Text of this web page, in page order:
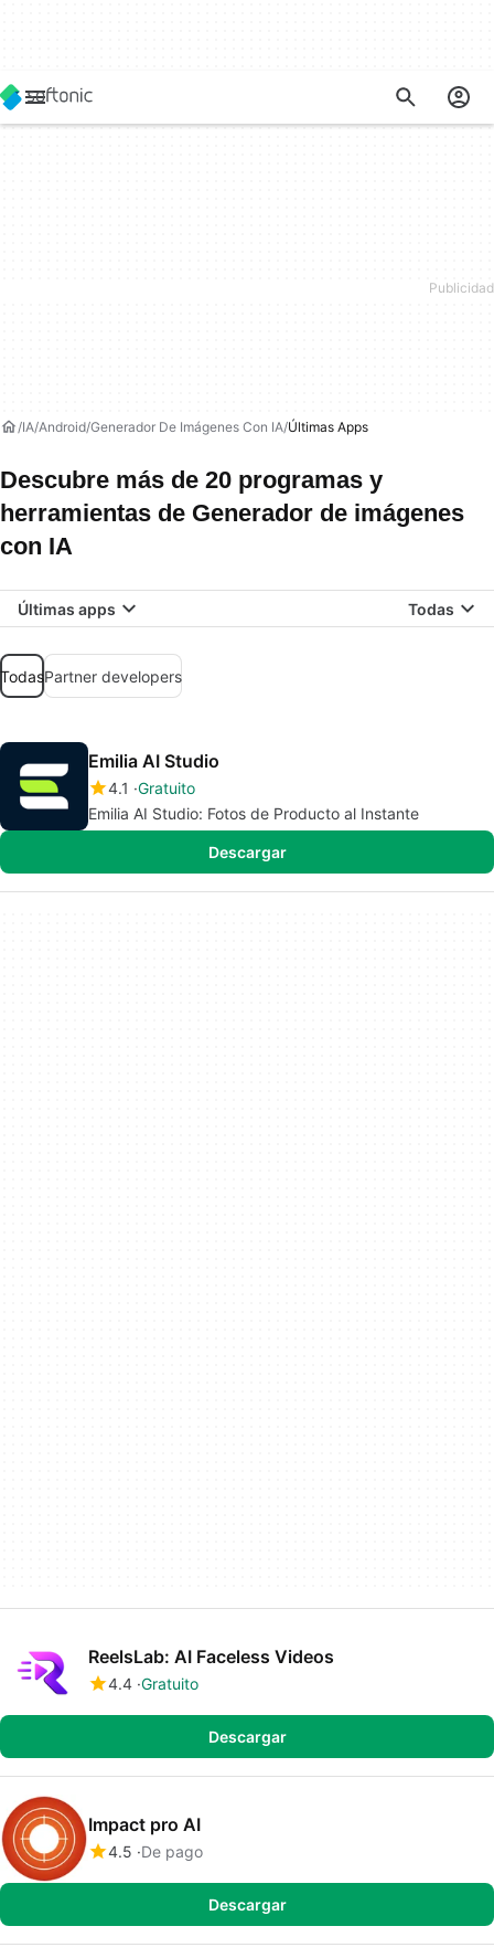
IA Android Generador De Imágenes Con IA Últimas Apps
Descubre más de 20 programas y
herramientas de Generador de imágenes
con IA
Últimas apps Todas
TodasPartner developers
Emilia AI Studio
4.1 Gratuito
Emilia AI Studio: Fotos de Producto al Instante
Descargar
ReelsLab: AI Faceless Videos
4.4 Gratuito
Descargar
Impact pro AI
4.5 De pago
Descargar